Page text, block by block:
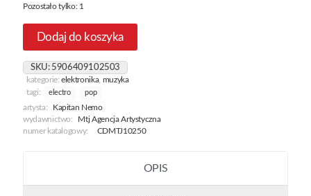
Pozostało tylko: 1
Dodaj do koszyka
SKU: 5906409102503
kategorie:elektronika, muzyka
tagi:
electro pop
artysta:
Kapitan Nemo
wydawnictwo:
Mtj Agencja Artystyczna
numer katalogowy:
CDMTJ10250
OPIS